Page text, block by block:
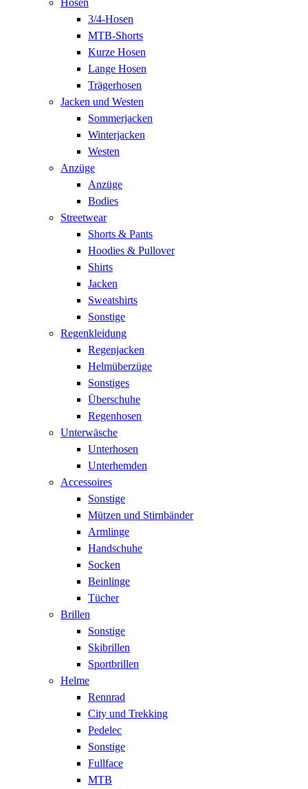
3/4-Hosen
MTB-Shorts
Kurze Hosen
Lange Hosen
Trägerhosen
Jacken und Westen
Sommerjacken
Winterjacken
Westen
Anzüge
Anzüge
Bodies
Streetwear
Shorts & Pants
Hoodies & Pullover
Shirts
Jacken
Sweatshirts
Sonstige
Regenkleidung
Regenjacken
Helmüberzüge
Sonstiges
Überschuhe
Regenhosen
Unterwäsche
Unterhosen
Unterhemden
Accessoires
Sonstige
Mützen und Stirnbänder
Armlinge
Handschuhe
Socken
Beinlinge
Tücher
Brillen
Sonstige
Skibrillen
Sportbrillen
Helme
Rennrad
City und Trekking
Pedelec
Sonstige
Fullface
MTB